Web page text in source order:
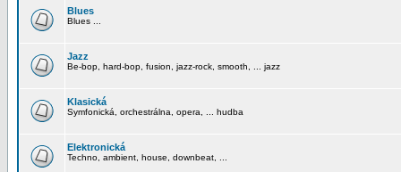
Blues
Blues ...
Jazz
Be-bop, hard-bop, fusion, jazz-rock, smooth, ... jazz
Klasická
Symfonická, orchestrálna, opera, ... hudba
Elektronická
Techno, ambient, house, downbeat, ...